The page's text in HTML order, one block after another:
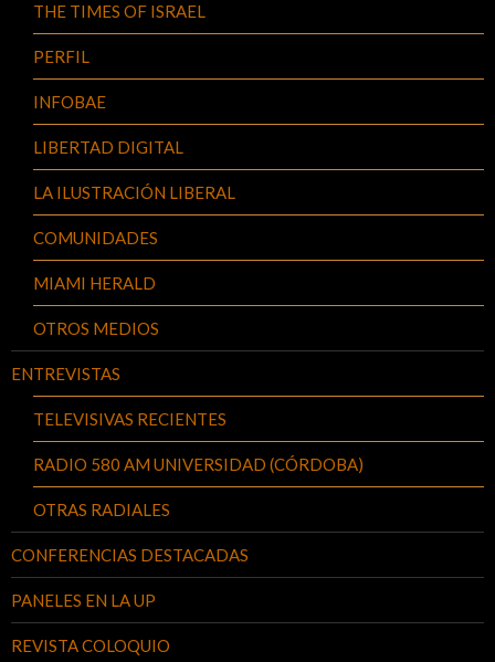
THE TIMES OF ISRAEL
PERFIL
INFOBAE
LIBERTAD DIGITAL
LA ILUSTRACIÓN LIBERAL
COMUNIDADES
MIAMI HERALD
OTROS MEDIOS
ENTREVISTAS
TELEVISIVAS RECIENTES
RADIO 580 AM UNIVERSIDAD (CÓRDOBA)
OTRAS RADIALES
CONFERENCIAS DESTACADAS
PANELES EN LA UP
REVISTA COLOQUIO